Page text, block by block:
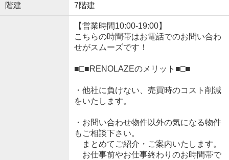
階建 7階建
【営業時間10:00-19:00】
こちらの時間帯はお電話でのお問い合わ
せがスムーズです！
■□■RENOLAZEのメリット■□■
・他社に負けない、売買時のコスト削減
をいたします。
・お問い合わせ物件以外の気になる物件
もご相談下さい。
まとめてご紹介・ご案内いたします。
お仕事前やお仕事終わりのお時間帯で